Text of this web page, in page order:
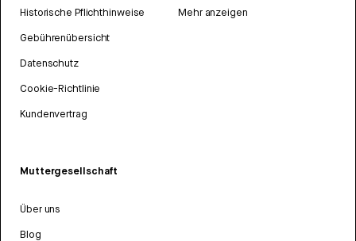
Historische Pflichthinweise
Gebührenübersicht
Datenschutz
Cookie-Richtlinie
Kundenvertrag
Mehr anzeigen
Muttergesellschaft
Über uns
Blog